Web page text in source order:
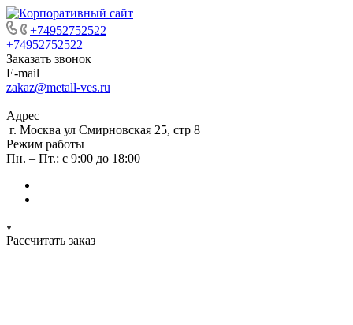
+74952752522
+74952752522
Заказать звонок
E-mail
zakaz@metall-ves.ru
Адрес
г. Москва ул Смирновская 25, стр 8
Режим работы
Пн. – Пт.: с 9:00 до 18:00
Рассчитать заказ